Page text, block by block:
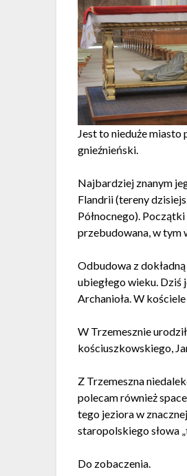
Jest to nieduże
gnieźnieński.
Najbardziej znanym
Flandrii (tereny
Północnego).
przebudowana, w tym
Odbudowa z
ubiegłego wieku.
Archanioła. W
W Trzemesznie
kościuszkowskiego,
Z Trzemeszna
polecam również
tego jeziora w
staropolskiego słowa
Do zobaczenia.